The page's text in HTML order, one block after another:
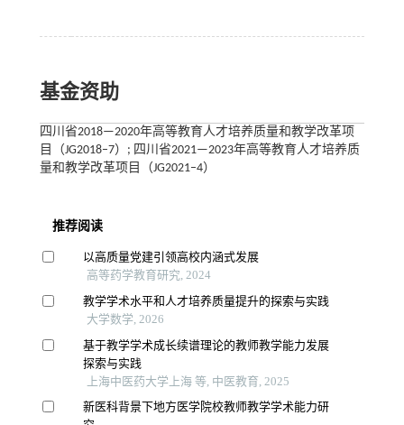
基金资助
四川省2018—2020年高等教育人才培养质量和教学改革项
目（JG2018–7）; 四川省2021—2023年高等教育人才培养质
量和教学改革项目（JG2021–4）